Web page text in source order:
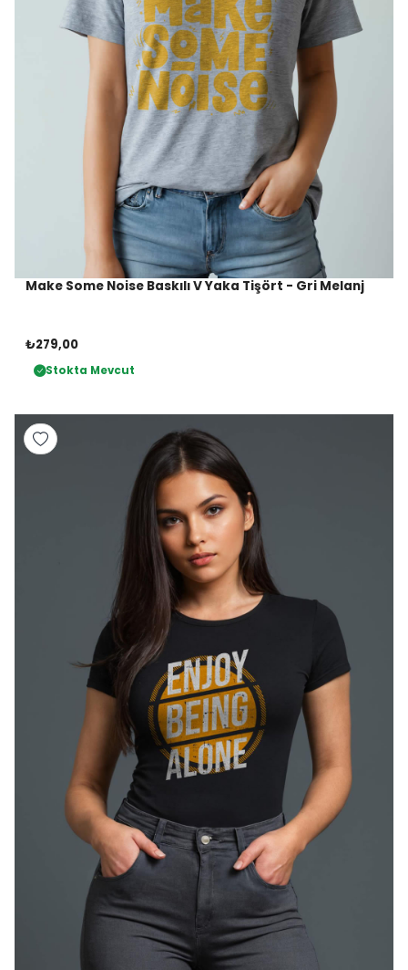
Make Some Noise Baskılı V Yaka Tişört - Gri Melanj
₺279,00
Stokta Mevcut